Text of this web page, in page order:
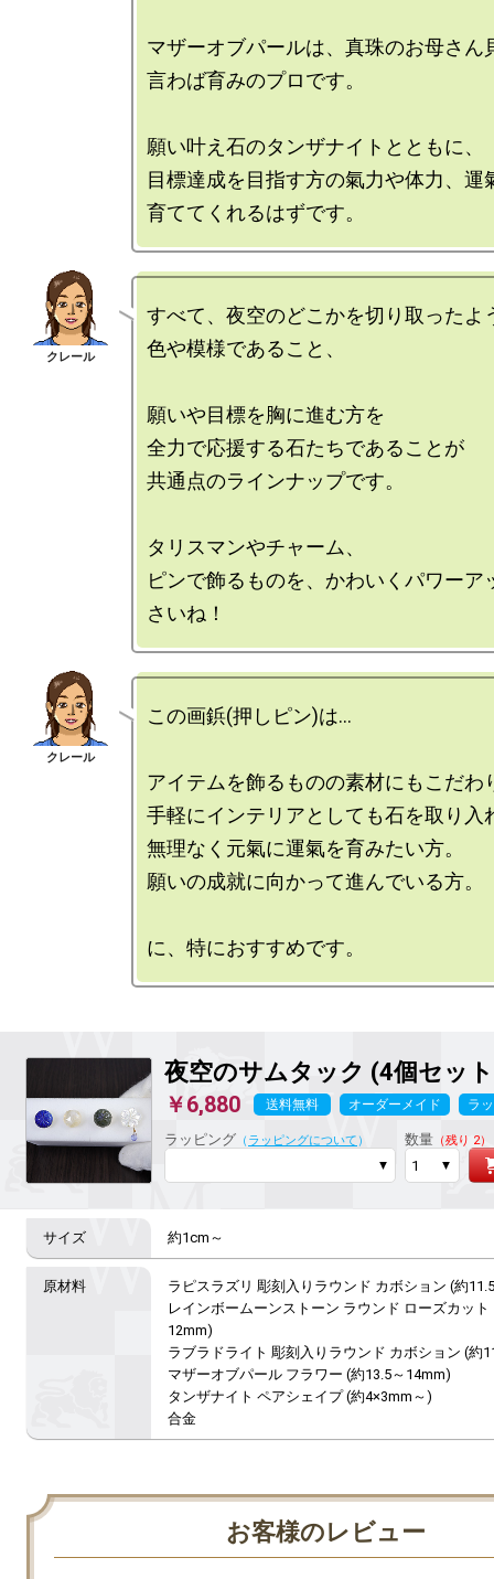
マザーオブパールは、真珠のお母さん
言わば育みのプロです。
願い叶え石のタンザナイトとともに、
目標達成を目指す方の氣力や体力、運
すべて、夜空のどこかを切り取ったよ
色や模様であること、
願いや目標を胸に進む方を
全力で応援する石たちであることが
共通点のラインナップです。
タリスマンやチャーム、
ピンで飾るものを、かわいくパワーア
この画鋲(押しピン)は…
アイテムを飾るものの素材にもこだわ
手軽にインテリアとしても石を取り入
無理なく元氣に運氣を育みたい方。
願いの成就に向かって進んでいる方。
夜空のサムタック (4個セッ
￥6,880 送料無料 オーダーメイド ラ
ラッピング （ ラッピングについて ） 数量（残り 2）
約1cm～
ラピスラズリ 彫刻入りラウンド カボション (約
レインボームーンストーン ラウンド ローズカッ
12mm)
ラブラドライト 彫刻入りラウンド カボション (約
マザーオブパール フラワー (約13.5～14mm)
タンザナイト ペアシェイプ (約4×3mm～)
合金
お客様のレビュー